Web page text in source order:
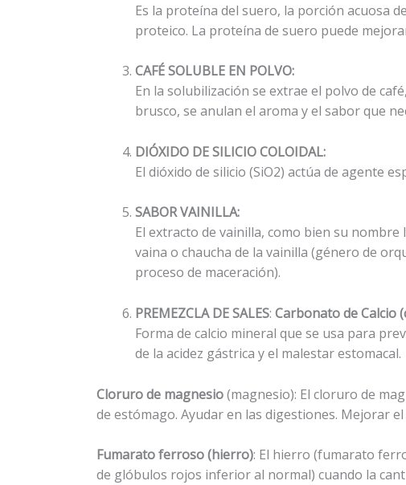
Es la proteína del suero, la porción acuosa
proteico. La proteína de suero puede
CAFÉ SOLUBLE EN POLVO:
En la solubilización se extrae el polvo de
brusco, se anulan el aroma y el sabor que
DIÓXIDO DE SILICIO COLOIDAL:
El dióxido de silicio (SiO2) actúa de agente
SABOR VAINILLA:
El extracto de vainilla, como bien su
vaina o chaucha de la vainilla (género de
proceso de maceración).
PREMEZCLA DE SALES: Carbonato de Calcio
Forma de calcio mineral que se usa para
de la acidez gástrica y el malestar estomacal.
Cloruro de magnesio(magnesio): El cloruro de
de estómago. Ayudar en las digestiones. Mejorar
Fumarato ferroso (hierro): El hierro (fumarato
de glóbulos rojos inferior al normal) cuando la